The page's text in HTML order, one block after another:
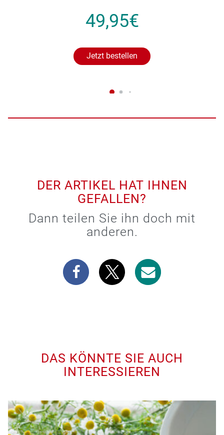
49,95€
Jetzt bestellen
DER ARTIKEL HAT IHNEN
GEFALLEN?
Dann teilen Sie ihn doch mit
anderen.
DAS KÖNNTE SIE AUCH
INTERESSIEREN